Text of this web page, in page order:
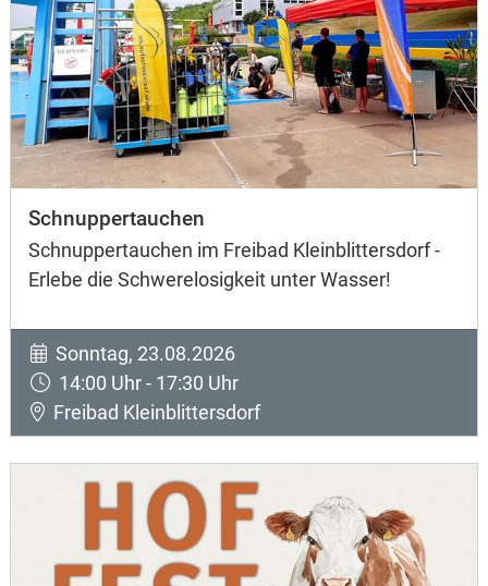
Schnuppertauchen
Schnuppertauchen im Freibad Kleinblittersdorf -
Erlebe die Schwerelosigkeit unter Wasser!
Sonntag, 23.08.2026
14:00 Uhr - 17:30 Uhr
Freibad Kleinblittersdorf